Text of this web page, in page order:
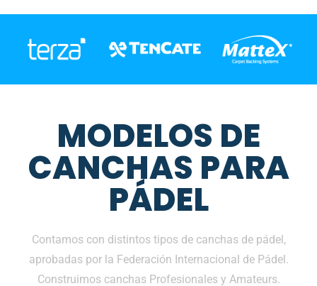
MODELOS DE
CANCHAS PARA
PÁDEL
Contamos con distintos tipos de canchas de pádel,
aprobadas por la Federación Internacional de Pádel.
Construimos canchas Profesionales y Amateurs.